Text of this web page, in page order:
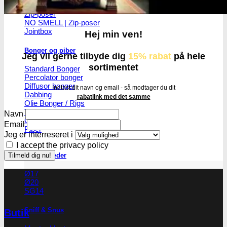
Skulekasser / Stashbox
Zip-poser
NO SMELL | Zip-poser
Jointbox
Bonger og piber
Standard Bonger
Percolator bonger
Diffusor bonger
Dabbing
Olie Bonger / Rigs
Tjubanger
Chillum
Piber
Bonghoveder
Ø17
Ø20
SG14
Sniff & Snus
Hej min ven!
Jeg vil gerne tilbyde dig 15% rabat på hele
sortimentet
Indtast dit navn og email - så modtager du dit
rabatlink med det samme
Navn
Email
Jeg er interreseret i
I accept the privacy policy
Butik